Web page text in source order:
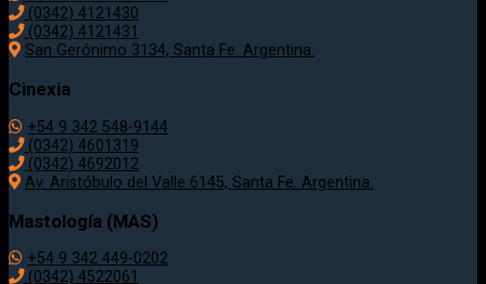
(0342) 4121430
(0342) 4121431
San Gerónimo 3134, Santa Fe. Argentina.
Cinexia
+54 9 342 548-9144
(0342) 4601319
(0342) 4692012
Av. Aristóbulo del Valle 6145, Santa Fe. Argentina.
Mastología (MAS)
+54 9 342 449-0202
(0342) 4522061